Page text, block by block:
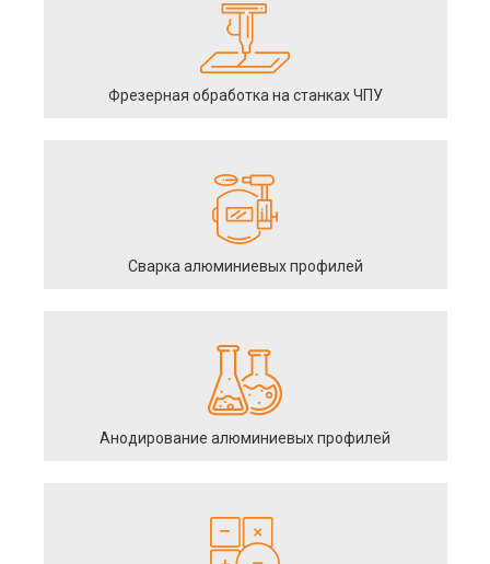
Фрезерная обработка на станках ЧПУ
Сварка алюминиевых профилей
Анодирование алюминиевых профилей